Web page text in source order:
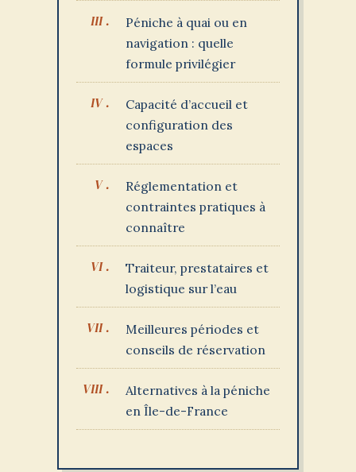
Péniche à quai ou en
navigation : quelle
formule privilégier
Capacité d’accueil et
configuration des
espaces
Réglementation et
contraintes pratiques à
connaître
Traiteur, prestataires et
logistique sur l’eau
Meilleures périodes et
conseils de réservation
Alternatives à la péniche
en Île-de-France